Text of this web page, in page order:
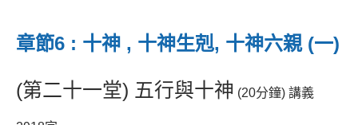
章節6 : 十神 , 十神生剋, 十神六親 (一)
(第二十一堂) 五行與十神 (20分鐘) 講義